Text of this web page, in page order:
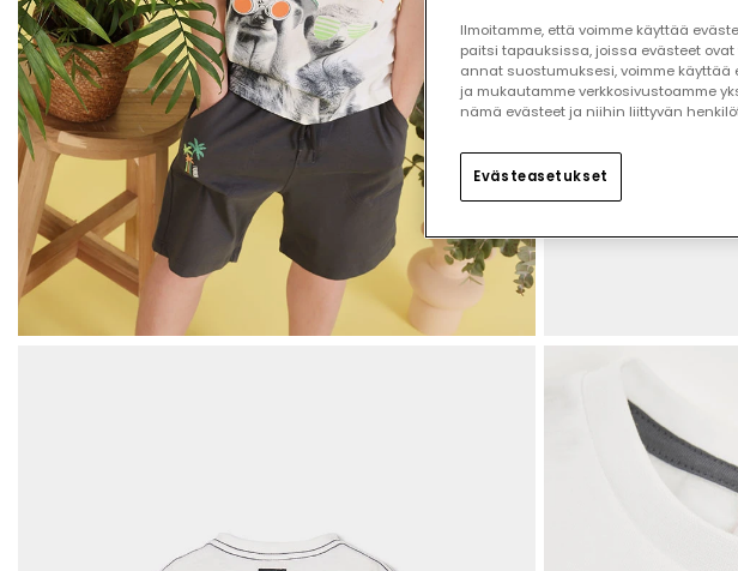
Ilmoitamme, että voimme käyttää
paitsi tapauksissa, joissa evästeet
annat suostumuksesi, voimme
ja mukautamme verkkosivustoamme
nämä evästeet ja niihin liittyvän
Evästeasetukset